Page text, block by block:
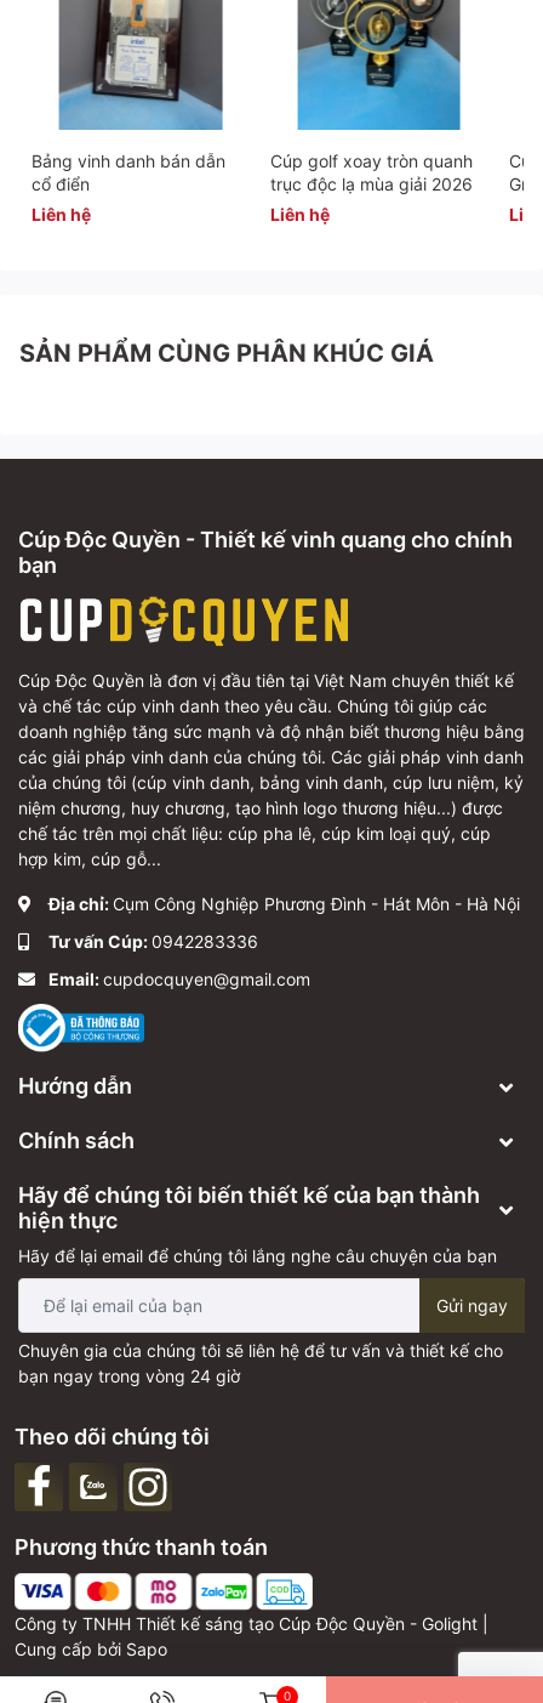
lực và niềm tự hào cho toàn thể nhân viên.
_______________
👉 Bạn đang tìm cúp kỷ niệm thành lập hay cúp vinh
Liên hệ ngay
Cúp Độc Quyềnđể sở hữu thiết kế độc
bản, sang trọng, chuẩn thương hiệu, với giá cạnh tranh
Bảng vinh danh bán dẫn
cổ điển
Liên hệ
Cúp golf xoay tròn quanh
trục độc lạ mùa giải 2026
Liên hệ
SẢN PHẨM CÙNG PHÂN KHÚC GIÁ
Cúp Độc Quyền - Thiết kế vinh quang cho chính
bạn
Cúp Độc Quyền là đơn vị đầu tiên tại Việt Nam chuyên thiết kế
và chế tác cúp vinh danh theo yêu cầu. Chúng tôi giúp các
doanh nghiệp tăng sức mạnh và độ nhận biết thương hiệu bằng
các giải pháp vinh danh của chúng tôi. Các giải pháp vinh danh
của chúng tôi (cúp vinh danh, bảng vinh danh, cúp lưu niệm, kỷ
niệm chương, huy chương, tạo hình logo thương hiệu...) được
chế tác trên mọi chất liệu: cúp pha lê, cúp kim loại quý, cúp
hợp kim, cúp gỗ...
Địa chỉ: Cụm Công Nghiệp Phương Đình - Hát Môn - Hà Nội
Tư vấn Cúp:0942283336
Email:cupdocquyen@gmail.com
Hướng dẫn
Chính sách
Hãy để chúng tôi biến thiết kế của bạn thành
hiện thực
Hãy để lại email để chúng tôi lắng nghe câu chuyện của bạn
Gửi ngay
Chuyên gia của chúng tôi sẽ liên hệ để tư vấn và thiết kế cho
bạn ngay trong vòng 24 giờ
Công ty TNHH Thiết kế sáng tạo Cúp Độc Quyền - Golight |
Cung cấp bởi Sapo
Phương thức thanh toán
Theo dõi chúng tôi
0